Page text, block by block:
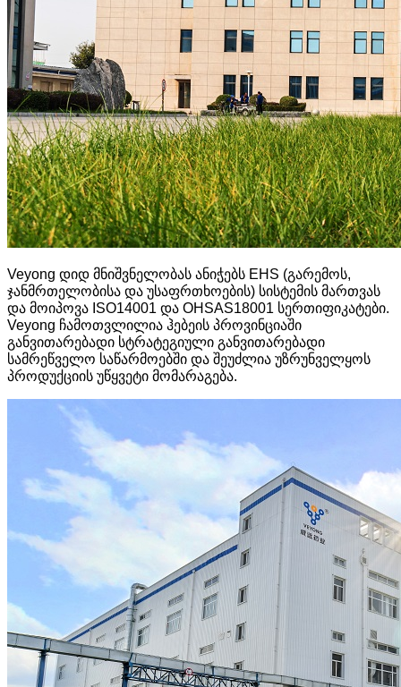
Veyong დიდ მნიშვნელობას ანიჭებს EHS (გარემოს,
ჯანმრთელობისა და უსაფრთხოების) სისტემის მართვას
და მოიპოვა ISO14001 და OHSAS18001 სერთიფიკატები.
Veyong ჩამოთვლილია ჰებეის პროვინციაში
განვითარებადი სტრატეგიული განვითარებადი
სამრეწველო საწარმოებში და შეუძლია უზრუნველყოს
პროდუქციის უწყვეტი მომარაგება.